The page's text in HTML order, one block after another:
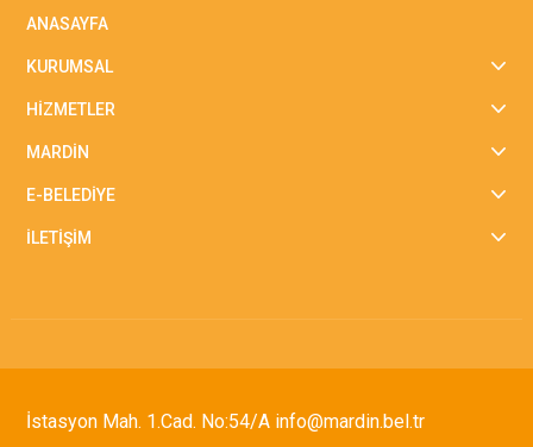
ANASAYFA
KURUMSAL
HİZMETLER
MARDİN
E-BELEDİYE
İLETİŞİM
İstasyon Mah. 1.Cad. No:54/A info@mardin.bel.tr